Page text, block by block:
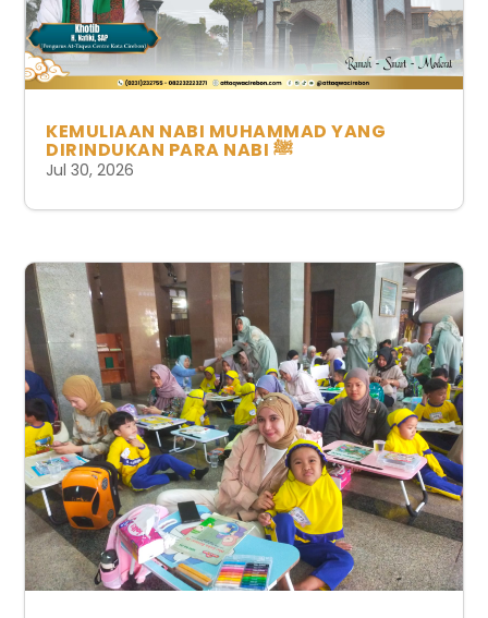
KEMULIAAN NABI MUHAMMAD YANG
DIRINDUKAN PARA NABI ﷺ
Jul 30, 2026